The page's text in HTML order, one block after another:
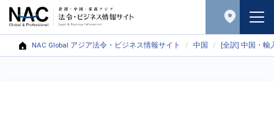
NAC Global アジア法令・ビジネス情報サイト 中国 [全訳] 中国・輸